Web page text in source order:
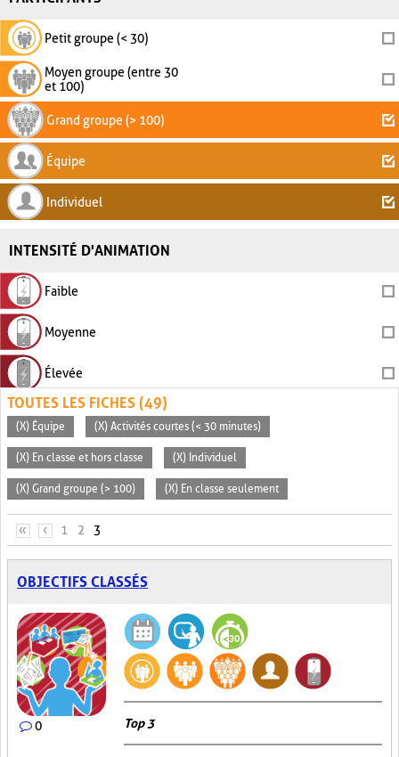
Petit groupe (< 30)
Moyen groupe (entre 30
et 100)
Grand groupe (> 100)
Équipe
Individuel
INTENSITÉ D'ANIMATION
Faible
Moyenne
Élevée
TOUTES LES FICHES (49)
(X) Équipe (X) Activités courtes (< 30 minutes)
(X) En classe et hors classe (X) Individuel
(X) Grand groupe (> 100) (X) En classe seulement
PAGES
« ‹ 1 2 3
OBJECTIFS CLASSÉS
0 Top 3